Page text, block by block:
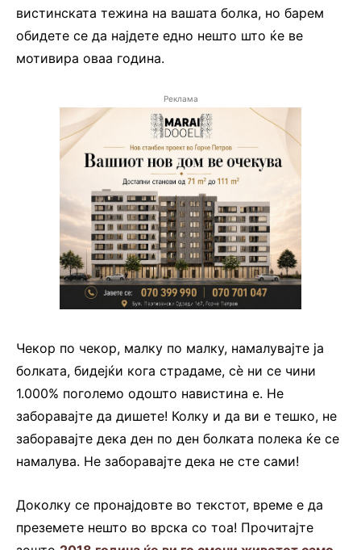
вистинската тежина на вашата болка, но барем
обидете се да најдете едно нешто што ќе ве
мотивира оваа година.
Реклама
Чекор по чекор, малку по малку, намалувајте ја
болката, бидејќи кога страдаме, сѐ ни се чини
1.000% поголемо одошто навистина е. Не
заборавајте да дишете! Колку и да ви е тешко, не
заборавајте дека ден по ден болката полека ќе се
намалува. Не заборавајте дека не сте сами!
Доколку се пронајдовте во текстот, време е да
преземете нешто во врска со тоа! Прочитајте